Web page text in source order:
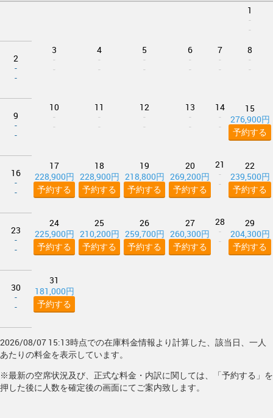
1
-
-
2
-
-
3
-
-
4
-
-
5
-
-
6
-
-
7
-
-
8
-
-
9
-
-
10
-
-
11
-
-
12
-
-
13
-
-
14
-
-
15
276,900円
予約する
16
-
-
17
228,900円
予約する
18
228,900円
予約する
19
218,800円
予約する
20
269,200円
予約する
21
-
-
22
239,500円
予約する
23
-
-
24
225,900円
予約する
25
210,200円
予約する
26
259,700円
予約する
27
260,300円
予約する
28
-
-
29
204,300円
予約する
30
-
-
31
181,000円
予約する
2026/08/07 15:13時点での在庫料金情報より計算した、該当日、一人
あたりの料金を表示しています。
※最新の空席状況及び、正式な料金・内訳に関しては、「予約する」を
押した後に人数を確定後の画面にてご案内致します。